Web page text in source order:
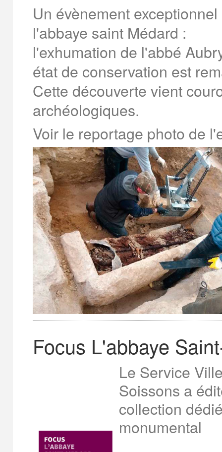
Un évènement
l'abbaye saint Médard :
l'exhumation de l'abbé
état de conservation est
Cette découverte vient
archéologiques.
Voir le reportage photo de
Focus L'abbaye
Le Service
Soissons a
collection
monumental